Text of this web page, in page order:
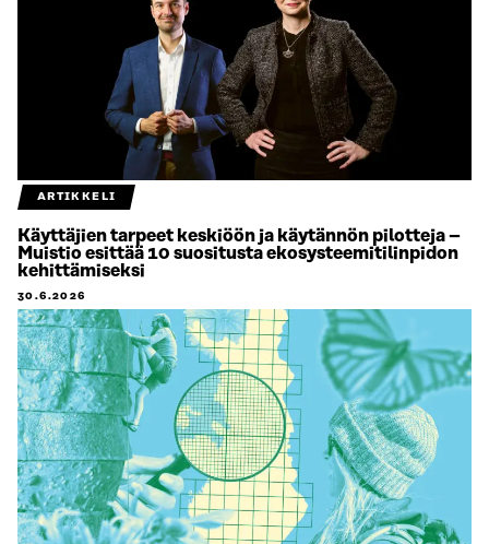
ARTIKKELI
Käyttäjien tarpeet keskiöön ja käytännön pilotteja –
Muistio esittää 10 suositusta ekosysteemitilinpidon
kehittämiseksi
30.6.2026